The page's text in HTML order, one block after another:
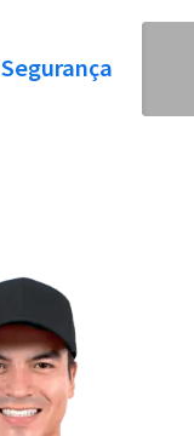
Segurança